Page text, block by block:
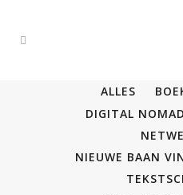
ALLES
DIGITAL NOMAD
NIEUWE BAAN